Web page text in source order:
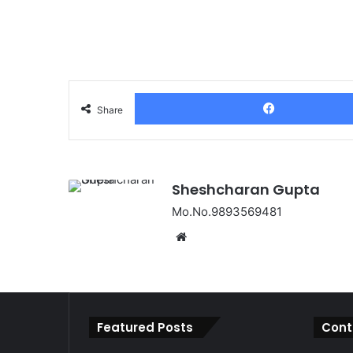
Share
Sheshcharan Gupta
Mo.No.9893569481
Featured Posts